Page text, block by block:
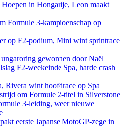
in Hongarije, Leon maakt
Formule 3-kampioenschap op
op F2-podium, Mini wint sprintrace
gewonnen door Naël
F2-weekeinde Spa, harde crash
Rivera wint hoofdrace op Spa
om Formule 2-titel in Silverstone
3-leiding, weer nieuwe
eerste Japanse MotoGP-zege in